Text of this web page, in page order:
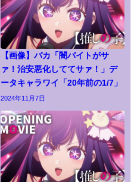
【画像】バカ「闇バイトがサ
ァ！治安悪化しててサァ！」デ
ータキャラワイ「20年前の1/7」
2024年11月7日